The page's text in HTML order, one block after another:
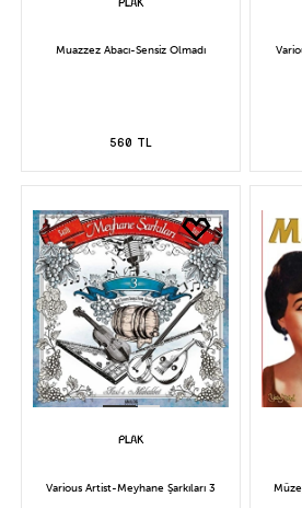
Muazzez Abacı-Sensiz Olmadı
560 TL
Various Artist-Meyhane Şarkıları 3